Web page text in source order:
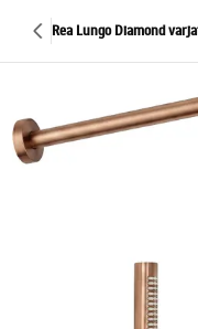
Rea Lungo Diamond